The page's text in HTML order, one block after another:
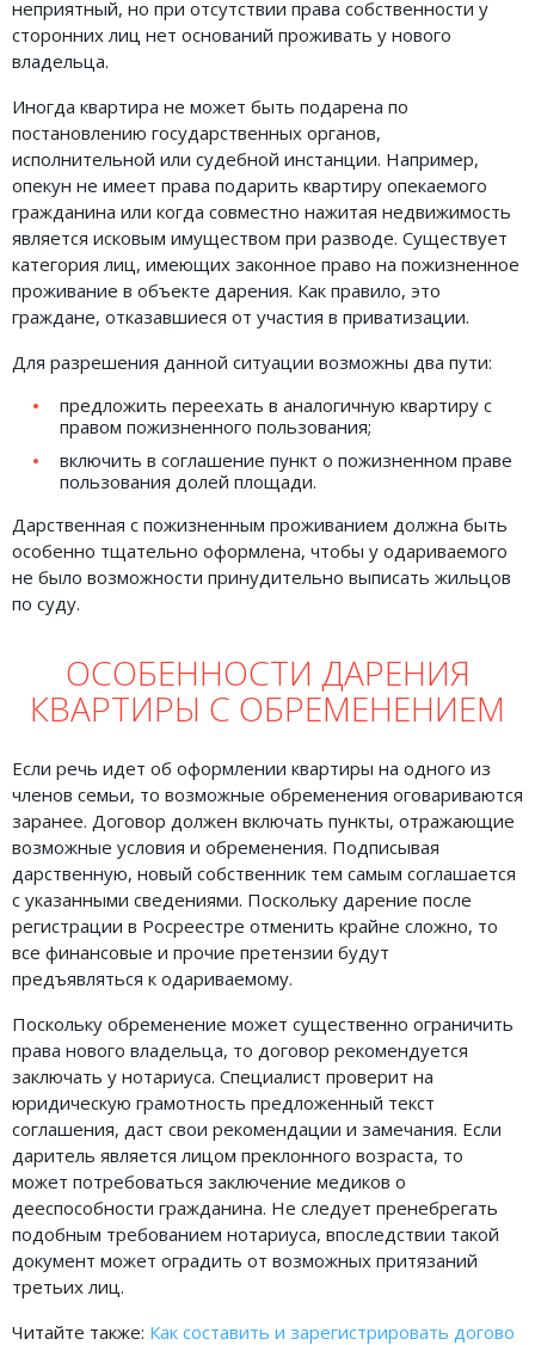
неприятный, но при отсутствии права собственности у
сторонних лиц нет оснований проживать у нового
владельца.
Иногда квартира не может быть подарена по
постановлению государственных органов,
исполнительной или судебной инстанции. Например,
опекун не имеет права подарить квартиру опекаемого
гражданина или когда совместно нажитая недвижимость
является исковым имуществом при разводе. Существует
категория лиц, имеющих законное право на пожизненное
проживание в объекте дарения. Как правило, это
граждане, отказавшиеся от участия в приватизации.
Для разрешения данной ситуации возможны два пути:
предложить переехать в аналогичную квартиру с
правом пожизненного пользования;
включить в соглашение пункт о пожизненном праве
пользования долей площади.
Дарственная с пожизненным проживанием должна быть
особенно тщательно оформлена, чтобы у одариваемого
не было возможности принудительно выписать жильцов
по суду.
ОСОБЕННОСТИ ДАРЕНИЯ
КВАРТИРЫ С ОБРЕМЕНЕНИЕМ
Если речь идет об оформлении квартиры на одного из
членов семьи, то возможные обременения оговариваются
заранее. Договор должен включать пункты, отражающие
возможные условия и обременения. Подписывая
дарственную, новый собственник тем самым соглашается
с указанными сведениями. Поскольку дарение после
регистрации в Росреестре отменить крайне сложно, то
все финансовые и прочие претензии будут
предъявляться к одариваемому.
Поскольку обременение может существенно ограничить
права нового владельца, то договор рекомендуется
заключать у нотариуса. Специалист проверит на
юридическую грамотность предложенный текст
соглашения, даст свои рекомендации и замечания. Если
даритель является лицом преклонного возраста, то
может потребоваться заключение медиков о
дееспособности гражданина. Не следует пренебрегать
подобным требованием нотариуса, впоследствии такой
документ может оградить от возможных притязаний
третьих лиц.
Читайте также: Как составить и зарегистрировать догово